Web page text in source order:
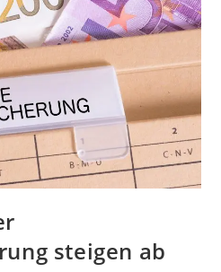
steigen ab